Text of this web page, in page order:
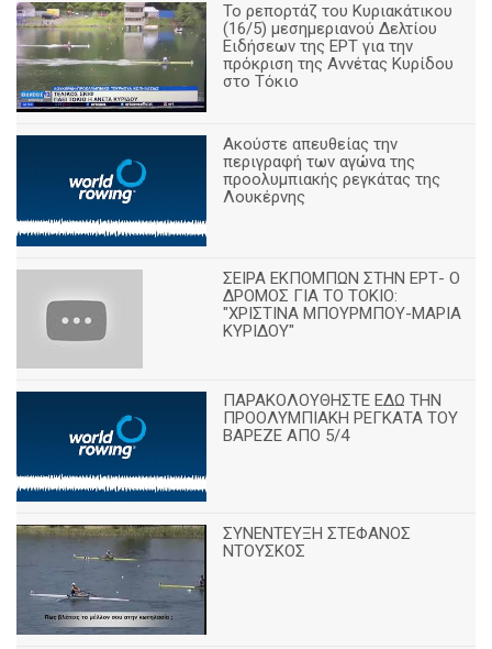
Το ρεπορτάζ του Κυριακάτικου
(16/5) μεσημεριανού Δελτίου
Ειδήσεων της ΕΡΤ για την
πρόκριση της Αννέτας Κυρίδου
στο Τόκιο
Ακούστε απευθείας την
περιγραφή των αγώνα της
προολυμπιακής ρεγκάτας της
Λουκέρνης
ΣΕΙΡΑ ΕΚΠΟΜΠΩΝ ΣΤΗΝ ΕΡΤ- Ο
ΔΡΟΜΟΣ ΓΙΑ ΤΟ ΤΟΚΙΟ:
"ΧΡΙΣΤΙΝΑ ΜΠΟΥΡΜΠΟΥ-ΜΑΡΙΑ
ΚΥΡΙΔΟΥ"
ΠΑΡΑΚΟΛΟΥΘΗΣΤΕ ΕΔΩ ΤΗΝ
ΠΡΟΟΛΥΜΠΙΑΚΗ ΡΕΓΚΑΤΑ ΤΟΥ
ΒΑΡΕΖΕ ΑΠΟ 5/4
ΣΥΝΕΝΤΕΥΞΗ ΣΤΕΦΑΝΟΣ
ΝΤΟΥΣΚΟΣ